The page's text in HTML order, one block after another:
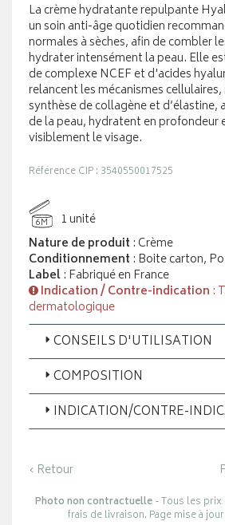
La crème hydratante repulpante
un soin anti-âge quotidien
normales à sèches, afin de combler
hydrater intensément la peau. Elle
de complexe NCEF et d'acides
relancent les mécanismes
synthèse de collagène et
de la peau, hydratent en profondeur
visiblement le visage.
Référence CIP : 3540550017525
6M
1 unité
Nature de produit : Crème
Conditionnement : Boite carton,
Label: Fabriqué en France
Indication / Contre-indication :
dermatologique
CONSEILS D'UTILISATION
COMPOSITION
INDICATION/CONTRE-
‹ Retour
Photo non contractuelle- Tous les prix
frais de livraison. Page mise à